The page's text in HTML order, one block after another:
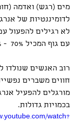
מים (רגש) ואדמה
לדומיננטיות של
לא רגילים להפעול
עם גוף המכיל 70%  - 75% מים.
רוב האנשים שנולדו
חווים משברים
מורגלים להפעיל
בכמויות גדולות.
watch?